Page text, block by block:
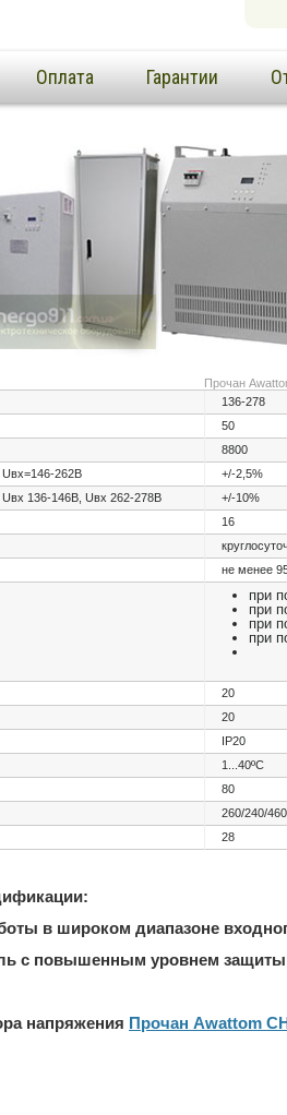
Оплата Гарантии
Прочан
136-278
50
8800
Uвх=146-262В
+/-2,5%
136-146В, Uвх 262-278В
+/-10%
16
не менее
при
при
при
при
20
20
IP20
1...40ºС
80
260/240/460
28
в широком диапазоне
с повышенным уровнем
напряжения Прочан Awattom